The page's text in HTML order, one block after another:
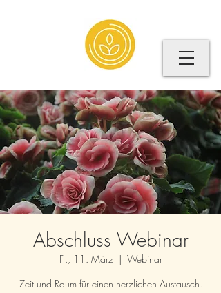
Abschluss Webinar
Fr., 11. März
  |
Webinar
Zeit und Raum für einen herzlichen Austausch.